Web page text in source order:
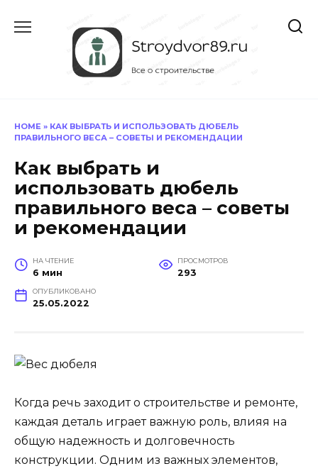
содержанию
HOME » КАК ВЫБРАТЬ И ИСПОЛЬЗОВАТЬ ДЮБЕЛЬ
ПРАВИЛЬНОГО ВЕСА – СОВЕТЫ И РЕКОМЕНДАЦИИ
Как выбрать и
использовать дюбель
правильного веса – советы
и рекомендации
НА ЧТЕНИЕ
6 мин
ПРОСМОТРОВ
293
ОПУБЛИКОВАНО
25.05.2022
Когда речь заходит о строительстве и ремонте,
каждая деталь играет важную роль, влияя на
общую надежность и долговечность
конструкции. Одним из важных элементов,